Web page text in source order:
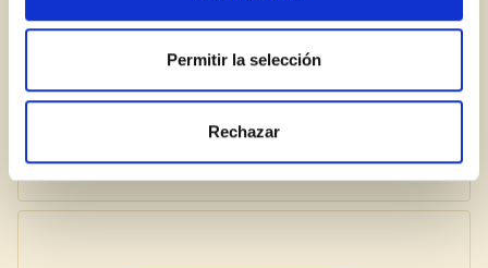
Permitir la selección
Rechazar
Infusión de hojas de olivo con menta